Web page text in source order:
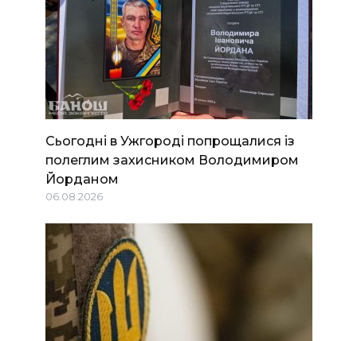
Сьогодні в Ужгороді попрощалися із
полеглим захисником Володимиром
Йорданом
06.08.2026